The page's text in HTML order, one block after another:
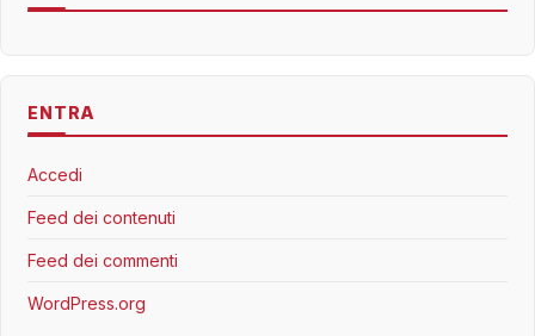
ENTRA
Accedi
Feed dei contenuti
Feed dei commenti
WordPress.org